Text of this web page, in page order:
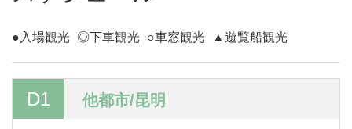
●入場観光 ◎下車観光 ○車窓観光 ▲遊覧船観光
D1 他都市/昆明